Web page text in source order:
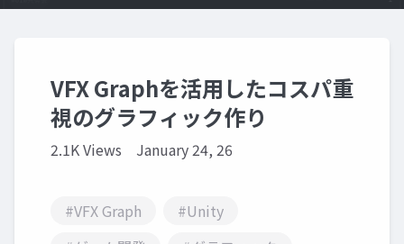
VFX Graphを活用したコスパ重
視のグラフィック作り
2.1K Views January 24, 26
#VFX Graph
#Unity